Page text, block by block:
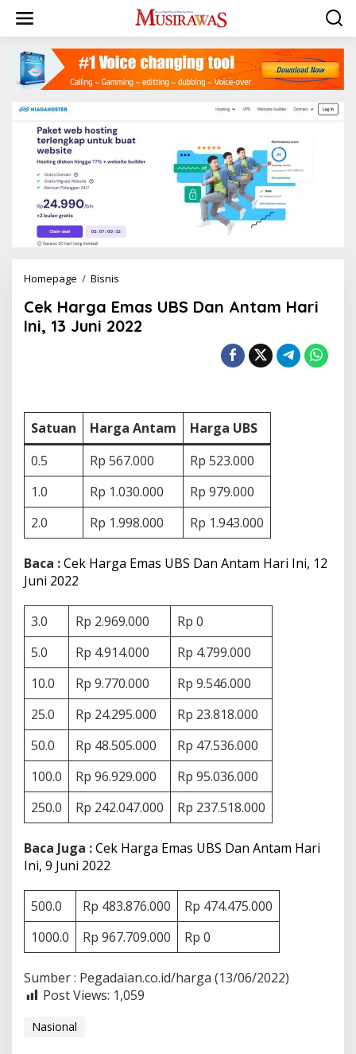
w
Homepage / Bisnis
k
H
a
s
U
B
S
D
a
n
A
t
H
a
r
i
I
n
,
1
J
u
n
i
2
0
2
Cek Harga Emas UBS Dan Antam Hari
Ini, 13 Juni 2022
Satuan Harga Antam
Harga UBS
0.5
Rp 567.000
Rp 523.000
1.0
Rp 1.030.000
Rp 979.000
2.0
Rp 1.998.000 Rp 1.943.000
Baca :Cek Harga Emas UBS Dan Antam Hari Ini, 12
Juni 2022
3.0 Rp 2.969.000
Rp 0
5.0
Rp 4.914.000
Rp 4.799.000
10.0
Rp 9.770.000
Rp 9.546.000
25.0
Rp 24.295.000
Rp 23.818.000
50.0
Rp 48.505.000
Rp 47.536.000
100.0
Rp 96.929.000
Rp 95.036.000
250.0
Rp 242.047.000 Rp 237.518.000
Baca Juga :Cek Harga Emas UBS Dan Antam Hari
Ini, 9 Juni 2022
500.0 Rp 483.876.000
Rp 474.475.000
1000.0
Rp 967.709.000 Rp 0
Sumber : Pegadaian.co.id/harga (13/06/2022)
Post Views: 1,059
Nasional